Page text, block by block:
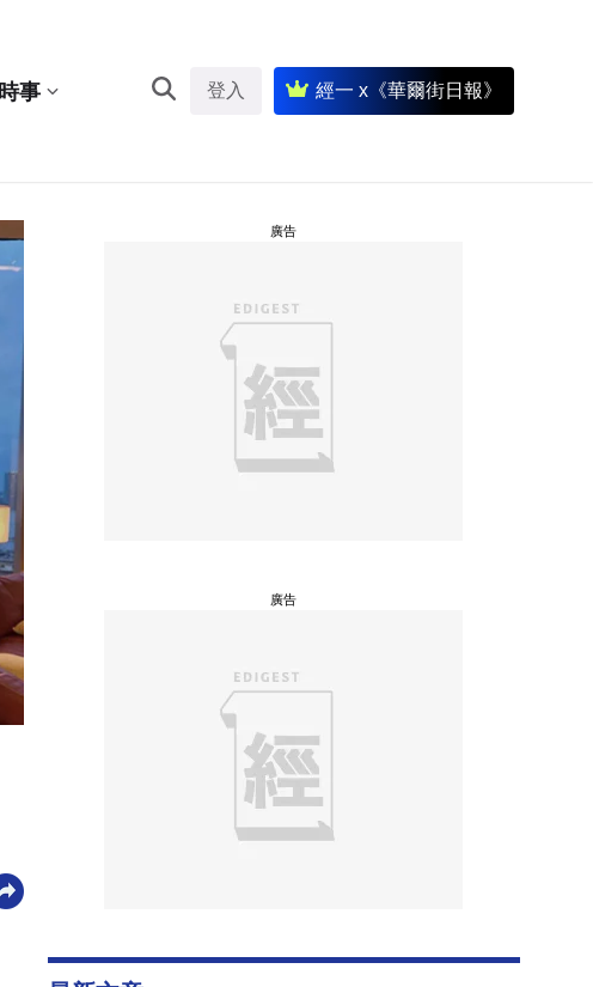
時事 登入 經一 x《華爾街日報》
廣告
廣告